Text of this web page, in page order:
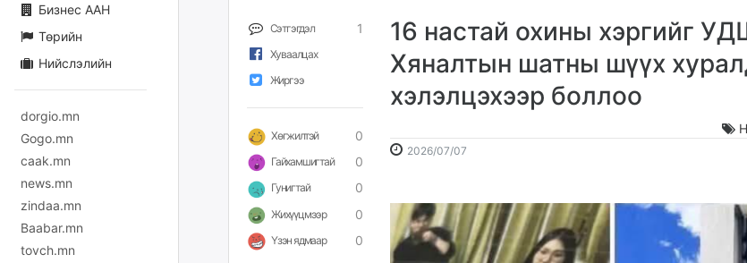
Бизнес ААН
Төрийн
Нийслэлийн
dorgio.mn
Gogo.mn
caak.mn
news.mn
zindaa.mn
Baabar.mn
tovch.mn
Сэтгэгдэл 1
Хуваалцах
Жиргээ
Хөгжилтэй 0
Гайхамшигтай 0
Гунигтай 0
Жихүүцмээр 0
Үзэн ядмаар 0
16 настай охины хэргийг
Хяналтын шатны шүүх
хэлэлцэхээр боллоо
2026/07/07
14:03:34
21:00:32